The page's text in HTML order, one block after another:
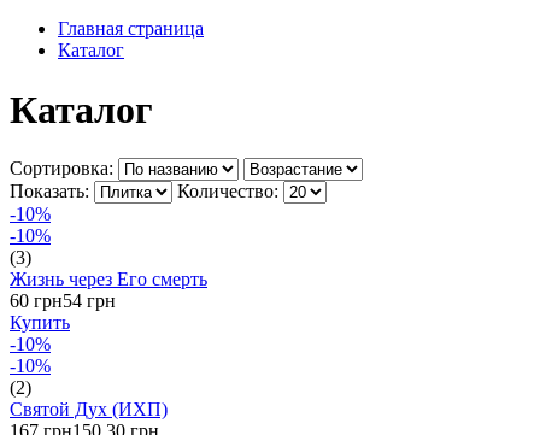
Главная страница
Каталог
Каталог
Сортировка:
Показать:
Количество:
-10%
-10%
(3)
Жизнь через Его смерть
60 грн54 грн
Купить
-10%
-10%
(2)
Святой Дух (ИХП)